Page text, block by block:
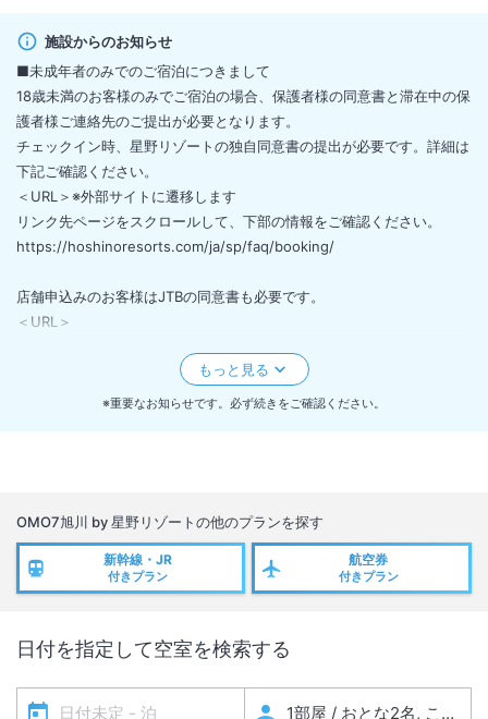
施設からのお知らせ
■未成年者のみでのご宿泊につきまして
18歳未満のお客様のみでご宿泊の場合、保護者様の同意書と滞在中の保
護者様ご連絡先のご提出が必要となります。
チェックイン時、星野リゾートの独自同意書の提出が必要です。詳細は
下記ご確認ください。
＜URL＞※外部サイトに遷移します
リンク先ページをスクロールして、下部の情報をご確認ください。
https://hoshinoresorts.com/ja/sp/faq/booking/
店舗申込みのお客様はJTBの同意書も必要です。
＜URL＞
※重要なお知らせです。必ず続きをご確認ください。
OMO7旭川 by 星野リゾートの他のプランを探す
新幹線・JR
付きプラン
航空券
付きプラン
日付を指定して空室を検索する